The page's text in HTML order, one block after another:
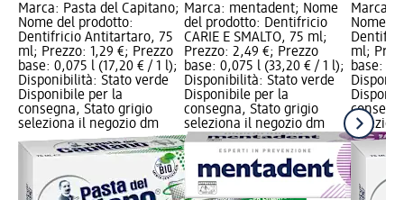
Marca: Pasta del Capitano;
Nome del prodotto:
Dentifricio Antitartaro, 75
ml; Prezzo: 1,29 €; Prezzo
base: 0,075 l (17,20 € / 1 l);
Disponibilità: Stato verde
Disponibile per la
consegna, Stato grigio
seleziona il negozio dm
Marca: mentadent; Nome
del prodotto: Dentifricio
CARIE E SMALTO, 75 ml;
Prezzo: 2,49 €; Prezzo
base: 0,075 l (33,20 € / 1 l);
Disponibilità: Stato verde
Disponibile per la
consegna, Stato grigio
seleziona il negozio dm
Marca:
Nome
ml;
base: